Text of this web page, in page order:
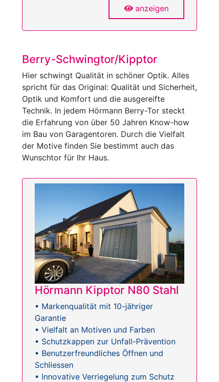
anzeigen
Berry-Schwingtor/Kipptor
Hier schwingt Qualität in schöner Optik. Alles
spricht für das Original: Qualität und Sicherheit,
Optik und Komfort und die ausgereifte
Technik. In jedem Hörmann Berry-Tor steckt
die Erfahrung von über 50 Jahren Know-how
im Bau von Garagentoren. Durch die Vielfalt
der Motive finden Sie bestimmt auch das
Wunschtor für Ihr Haus.
Hörmann Kipptor N80 Stahl
• Markenqualität mit 10-jähriger
Garantie
• Vielfalt an Motiven und Farben
• Schutzkappen zur Unfall-Prävention
• Benutzerfreundliches Öffnen und
Schliessen
• Innovative Verriegelung zum Schutz